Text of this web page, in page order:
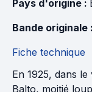
Pays d'origine :
Bande originale :
Fiche technique
En 1925, dans
Balto, moitié